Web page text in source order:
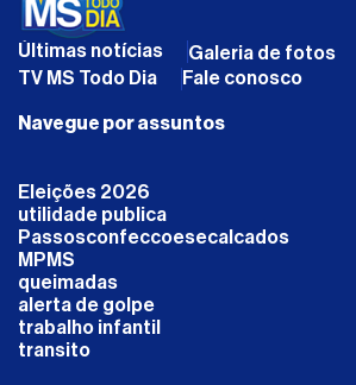
Últimas notícias Galeria de fotos
TV MS Todo Dia
Fale conosco
Navegue por assuntos
Eleições 2026
utilidade publica
Passosconfeccoesecalcados
MPMS
queimadas
alerta de golpe
trabalho infantil
transito